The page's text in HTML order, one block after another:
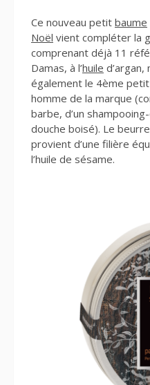
Ce nouveau petit baume
Noël vient compléter la
comprenant déjà 11
Damas, à l’huile
également le 4ème
homme de la marque
barbe, d’un
douche boisé). Le
provient d’une filière
l’huile de sésame.